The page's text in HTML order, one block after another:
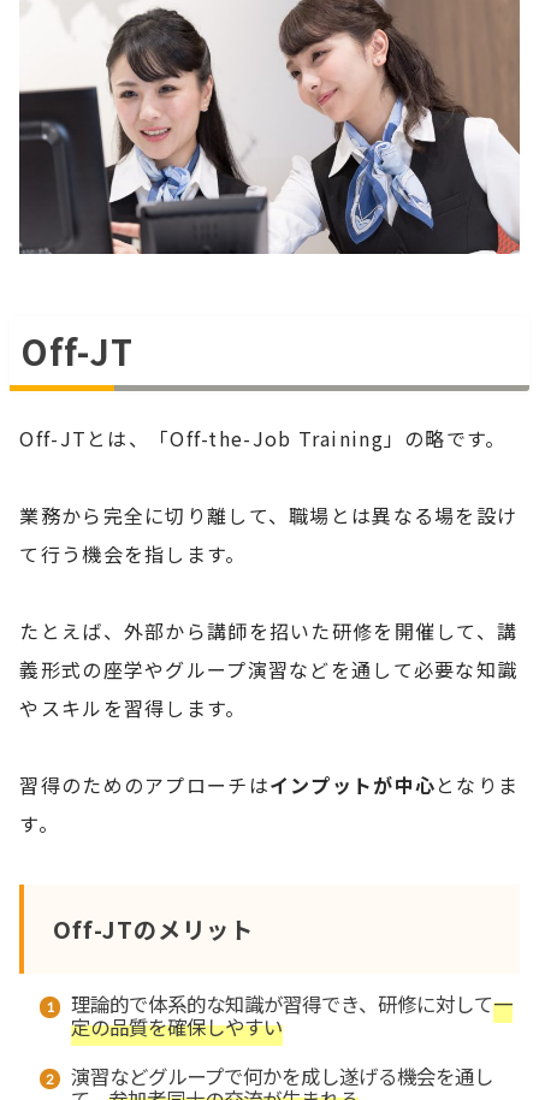
Off-JT
Off-JTとは、「Off-the-Job Training」の略です。
業務から完全に切り離して、職場とは異なる場を設け
て行う機会を指します。
たとえば、外部から講師を招いた研修を開催して、講
義形式の座学やグループ演習などを通して必要な知識
やスキルを習得します。
習得のためのアプローチはインプットが中心となりま
す。
Off-JTのメリット
理論的で体系的な知識が習得でき、研修に対して一
定の品質を確保しやすい
演習などグループで何かを成し遂げる機会を通し